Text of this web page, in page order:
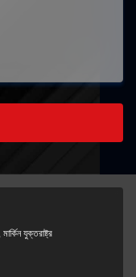
যুক্তরাষ্ট্র